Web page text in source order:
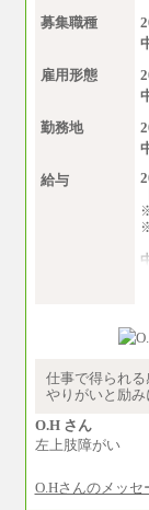
募集職種
雇用形態
勤務地
給与
仕事で得られる
やりがいと励み
O.H さん
左上肢障がい
O.Hさんのメッセ